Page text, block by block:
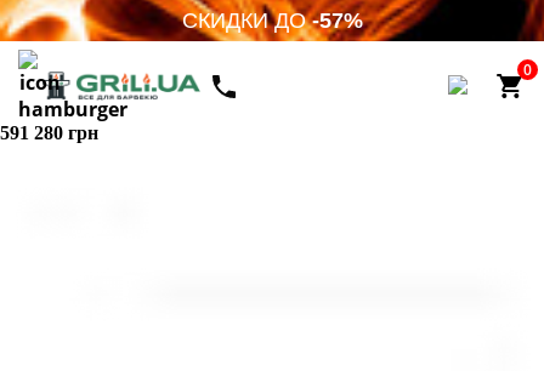
СКИДКИ ДО-57%
0
591 280 грн